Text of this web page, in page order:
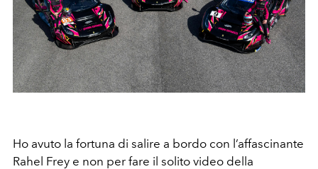
Ho avuto la fortuna di salire a bordo con l’affascinante
Rahel Frey e non per fare il solito video della